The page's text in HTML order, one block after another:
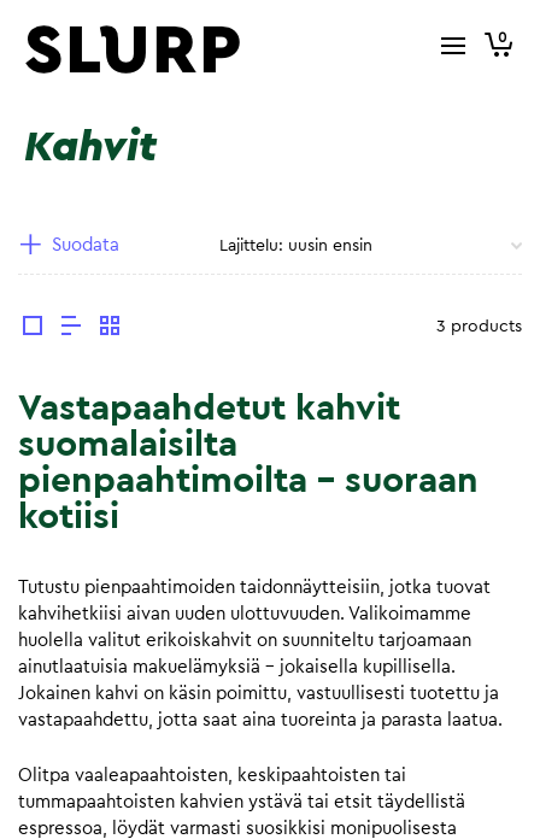
0
Kahvit
Suodata
3 products
Vastapaahdetut kahvit
suomalaisilta
pienpaahtimoilta – suoraan
kotiisi
Tutustu pienpaahtimoiden taidonnäytteisiin, jotka tuovat
kahvihetkiisi aivan uuden ulottuvuuden. Valikoimamme
huolella valitut erikoiskahvit on suunniteltu tarjoamaan
ainutlaatuisia makuelämyksiä – jokaisella kupillisella.
Jokainen kahvi on käsin poimittu, vastuullisesti tuotettu ja
vastapaahdettu, jotta saat aina tuoreinta ja parasta laatua.
Olitpa vaaleapaahtoisten, keskipaahtoisten tai
tummapaahtoisten kahvien ystävä tai etsit täydellistä
espressoa, löydät varmasti suosikkisi monipuolisesta